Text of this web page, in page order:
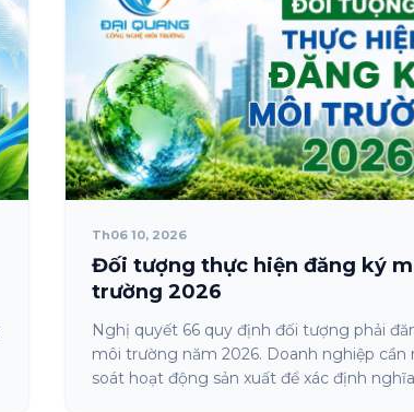
Th06 10, 2026
Đối tượng thực hiện đăng ký
trường 2026
Nghị quyết 66 quy định đối tượng phải
môi trường năm 2026. Doanh nghiệp cần
soát hoạt động sản xuất để xác định nghĩa